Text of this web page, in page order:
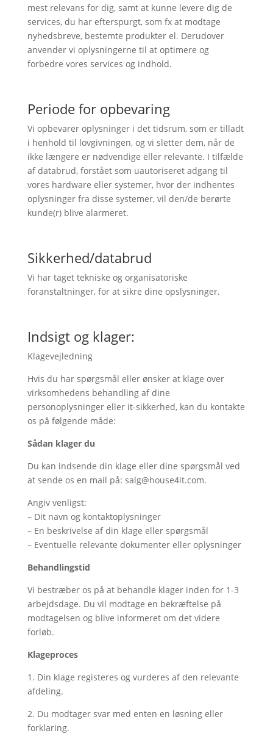
mest relevans for dig, samt at kunne levere dig de
services, du har efterspurgt, som fx at modtage
nyhedsbreve, bestemte produkter el. Derudover
anvender vi oplysningerne til at optimere og
forbedre vores services og indhold.
Periode for opbevaring
Vi opbevarer oplysninger i det tidsrum, som er tilladt
i henhold til lovgivningen, og vi sletter dem, når de
ikke længere er nødvendige eller relevante. I tilfælde
af databrud, forstået som uautoriseret adgang til
vores hardware eller systemer, hvor der indhentes
oplysninger fra disse systemer, vil den/de berørte
kunde(r) blive alarmeret.
Sikkerhed/databrud
Vi har taget tekniske og organisatoriske
foranstaltninger, for at sikre dine opslysninger.
Indsigt og klager:
Klagevejledning
Hvis du har spørgsmål eller ønsker at klage over
virksomhedens behandling af dine
personoplysninger eller it-sikkerhed, kan du kontakte
os på følgende måde:
Sådan klager du
Du kan indsende din klage eller dine spørgsmål ved
at sende os en mail på: salg@house4it.com.
Angiv venligst:
– Dit navn og kontaktoplysninger
– En beskrivelse af din klage eller spørgsmål
– Eventuelle relevante dokumenter eller oplysninger
Behandlingstid
Vi bestræber os på at behandle klager inden for 1-3
arbejdsdage. Du vil modtage en bekræftelse på
modtagelsen og blive informeret om det videre
forløb.
Klageproces
1. Din klage registeres og vurderes af den relevante
afdeling.
2. Du modtager svar med enten en løsning eller
forklaring.